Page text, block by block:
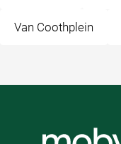
Van Coothplein